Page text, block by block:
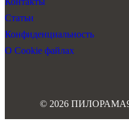
Статьи
Конфиденциальность
О Cookie файлах
© 2026